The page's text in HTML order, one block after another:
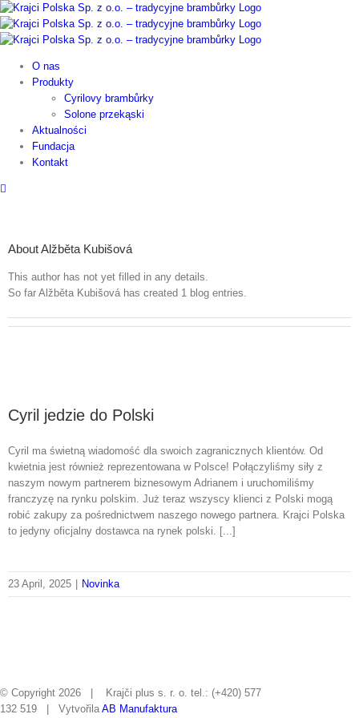
Skip
to
content
O nas
Produkty
Cyrilovy brambůrky
Solone przekąski
Aktualności
Fundacja
Kontakt
AboutAlžběta Kubišová
This author has not yet filled in any details.
So far Alžběta Kubišová has created 1 blog entries.
Cyril jedzie do Polski
Cyril ma świetną wiadomość dla swoich zagranicznych klientów. Od
kwietnia jest również reprezentowana w Polsce! Połączyliśmy siły z
naszym nowym partnerem biznesowym Adrianem i uruchomiliśmy
franczyzę na rynku polskim. Już teraz wszyscy klienci z Polski mogą
robić zakupy za pośrednictwem naszego nowego partnera. Krajci Polska
to jedyny oficjalny dostawca na rynek polski. [...]
23 April, 2025 Novinka
© Copyright 2026 | Krajči plus s. r. o. tel.: (+420) 577
132 519 | VytvořilaAB Manufaktura